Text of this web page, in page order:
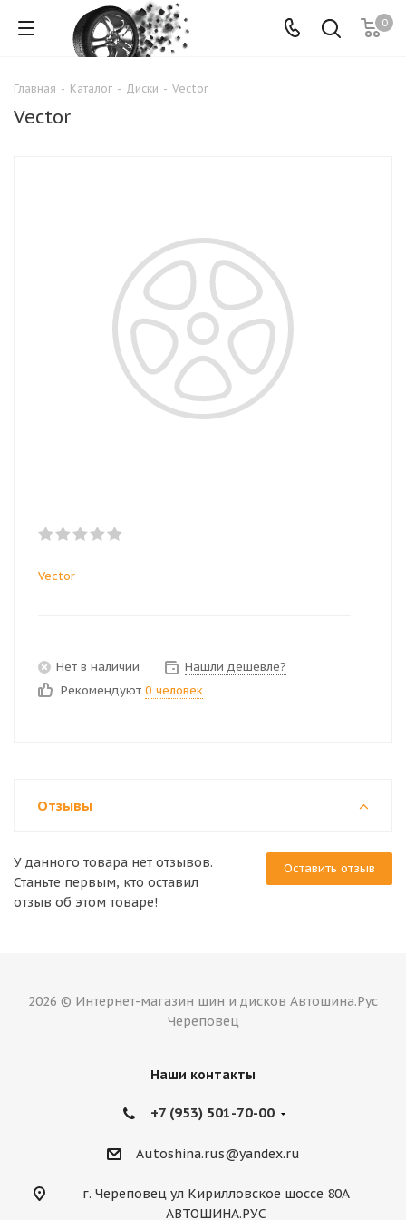
0
Главная - Каталог - Диски - Vector
Vector
Vector
Нет в наличии
Нашли дешевле?
Рекомендуют 0 человек
Отзывы
Оставить отзыв
У данного товара нет отзывов.
Станьте первым, кто оставил
отзыв об этом товаре!
2026 © Интернет-магазин шин и дисков Автошина.Рус
Череповец
Наши контакты
+7 (953) 501-70-00
Autoshina.rus@yandex.ru
г. Череповец ул Кирилловское шоссе 80А
АВТОШИНА.РУС